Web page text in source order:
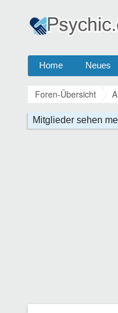
Home Neues
Foren-Übersicht